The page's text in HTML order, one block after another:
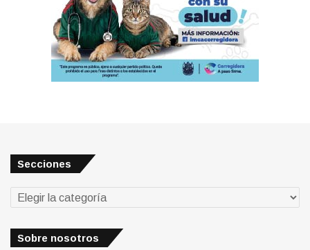
Secciones
Secciones
Sobre nosotros